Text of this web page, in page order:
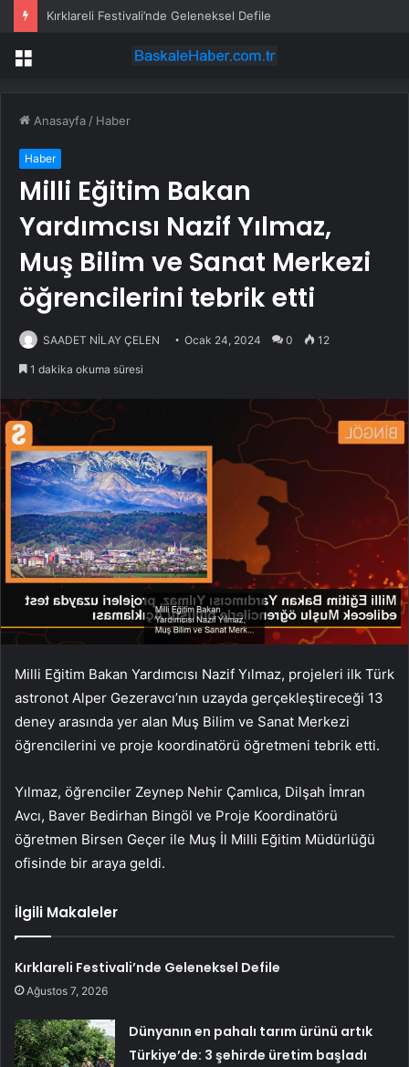
Kırklareli Festivali’nde Geleneksel Defile
Menü
Anasayfa / Haber
Haber
Milli Eğitim Bakan
Yardımcısı Nazif Yılmaz,
Muş Bilim ve Sanat Merkezi
öğrencilerini tebrik etti
SAADET NİLAY ÇELEN Ocak 24, 2024 0 12
1 dakika okuma süresi
Milli Eğitim Bakan Yardımcısı Nazif Yılmaz, projeleri ilk Türk
astronot Alper Gezeravcı’nın uzayda gerçekleştireceği 13
deney arasında yer alan Muş Bilim ve Sanat Merkezi
öğrencilerini ve proje koordinatörü öğretmeni tebrik etti.
Yılmaz, öğrenciler Zeynep Nehir Çamlıca, Dilşah İmran
Avcı, Baver Bedirhan Bingöl ve Proje Koordinatörü
öğretmen Birsen Geçer ile Muş İl Milli Eğitim Müdürlüğü
ofisinde bir araya geldi.
İlgili Makaleler
Kırklareli Festivali’nde Geleneksel Defile
Ağustos 7, 2026
Dünyanın en pahalı tarım ürünü artık
Türkiye’de: 3 şehirde üretim başladı